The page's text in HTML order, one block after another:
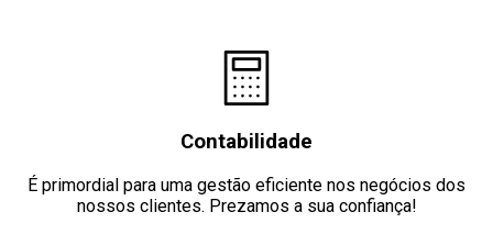
Contabilidade
É primordial para uma gestão eficiente nos negócios dos
nossos clientes. Prezamos a sua confiança!